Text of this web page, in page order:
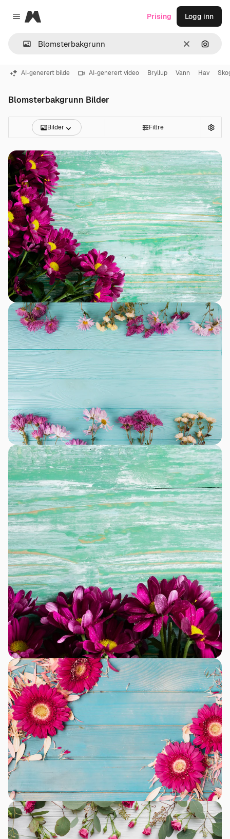
Close menu
Magnific
Slett Søk
Prising Logg inn
AI-generert bilde AI-generert video Bryllup Vann Hav
Blomsterbakgrunn Bilder
Bilder Filtre